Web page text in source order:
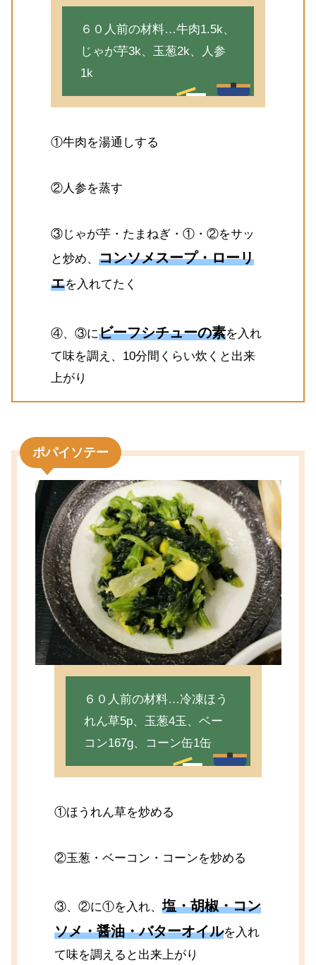
６０人前の材料…牛肉1.5k、
じゃが芋3k、玉葱2k、人参
1k
①牛肉を湯通しする
②人参を蒸す
③じゃが芋・たまねぎ・①・②をサッ
と炒め、コンソメスープ・ローリ
エを入れてたく
④、③にビーフシチューの素を入れ
て味を調え、10分間くらい炊くと出来
上がり
ポパイソテー
６０人前の材料…冷凍ほう
れん草5p、玉葱4玉、ベー
コン167g、コーン缶1缶
①ほうれん草を炒める
②玉葱・ベーコン・コーンを炒める
③、②に①を入れ、塩・胡椒・コン
ソメ・醤油・バターオイルを入れ
て味を調えると出来上がり